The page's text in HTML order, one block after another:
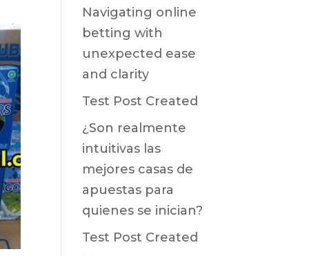
Navigating online
betting with
unexpected ease
and clarity
Test Post Created
¿Son realmente
intuitivas las
mejores casas de
apuestas para
quienes se inician?
Test Post Created